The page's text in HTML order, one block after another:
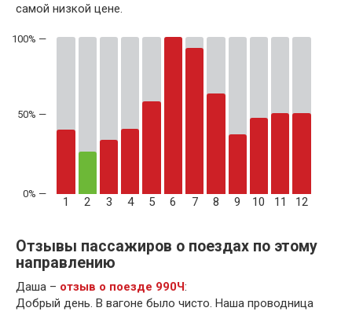
самой низкой цене.
50% —
1 2 3 4 5 6 7 8 9 10 11 12
Отзывы пассажиров о поездах по этому
направлению
Даша – отзыв о поезде 990Ч:
Добрый день. В вагоне было чисто. Наша проводница